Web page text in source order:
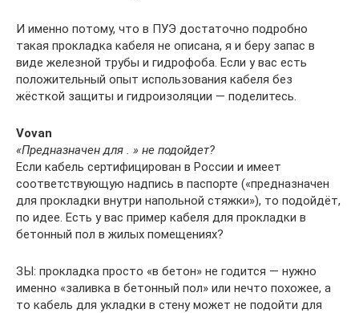
И именно потому, что в ПУЭ достаточно подробно
такая прокладка кабеля не описана, я и беру запас в
виде железной трубы и гидрофоба. Если у вас есть
положительный опыт использования кабеля без
жёсткой защиты и гидроизоляции — поделитесь.
Vovan
«Предназначен для . » не подойдет?
Если кабель сертифицирован в России и имеет
соответствующую надпись в паспорте («предназначен
для прокладки внутри напольной стяжки»), то подойдёт,
по идее. Есть у вас пример кабеля для прокладки в
бетонный пол в жилых помещениях?
ЗЫ: прокладка просто «в бетон» не годится — нужно
именно «заливка в бетонный пол» или нечто похожее, а
то кабель для укладки в стену может не подойти для